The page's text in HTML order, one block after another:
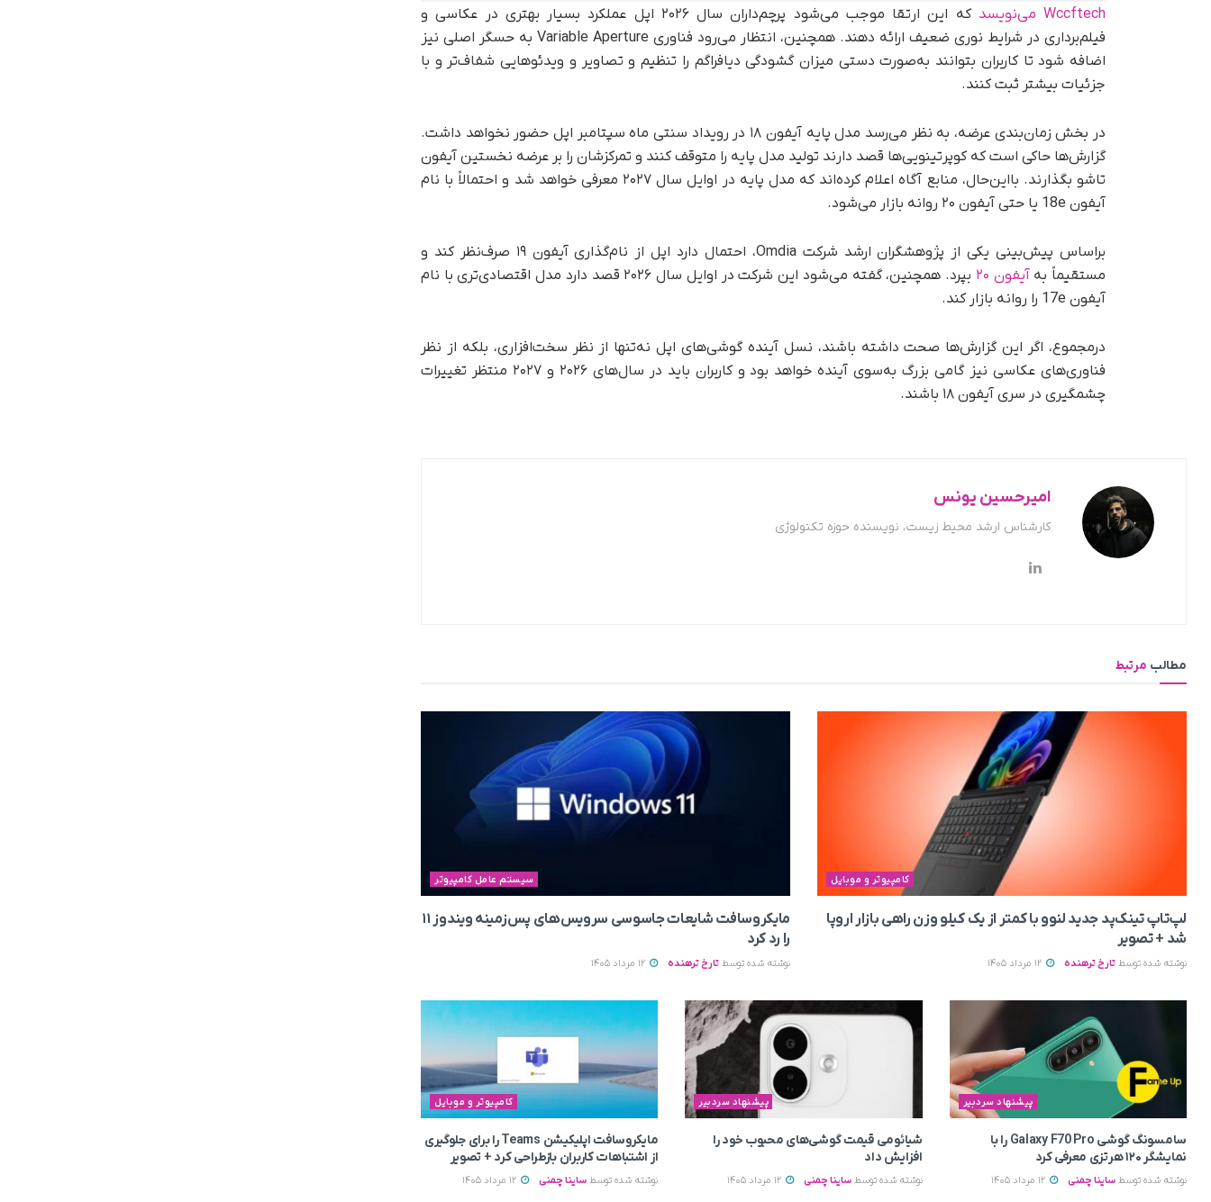
Wccftech می‌نویسد
که این ارتقا موجب می‌شود پرچم‌داران سال ۲۰۲۶ اپل عملکرد بسیار بهتری در عکاسی و
فیلم‌برداری در شرایط نوری ضعیف ارائه دهند. همچنین، انتظار می‌رود فناوری Variable Aperture به حسگر اصلی نیز
اضافه شود تا کاربران بتوانند به‌صورت دستی میزان گشودگی دیافراگم را تنظیم و تصاویر و ویدئوهایی شفاف‌تر و با
جزئیات بیشتر ثبت کنند.
در بخش زمان‌بندی عرضه، به نظر می‌رسد مدل پایه آیفون ۱۸ در رویداد سنتی ماه سپتامبر اپل حضور نخواهد داشت.
گزارش‌ها حاکی است که کوپرتینویی‌ها قصد دارند تولید مدل پایه را متوقف کنند و تمرکزشان را بر عرضه نخستین آیفون
تاشو بگذارند. با‌این‌حال، منابع آگاه اعلام کرده‌اند که مدل پایه در اوایل سال ۲۰۲۷ معرفی خواهد شد و احتمالاً با نام
آیفون 18e یا حتی آیفون ۲۰ روانه بازار می‌شود.
براساس پیش‌بینی یکی از پژوهشگران ارشد شرکت Omdia، احتمال دارد اپل از نام‌گذاری آیفون ۱۹ صرف‌نظر کند و
مستقیماً بهآیفون ۲۰
بپرد. همچنین، گفته می‌شود این شرکت در اوایل سال ۲۰۲۶ قصد دارد مدل اقتصادی‌تری با نام
آیفون 17e را روانه بازار کند.
درمجموع، اگر این گزارش‌ها صحت داشته باشند، نسل آینده گوشی‌های اپل نه‌تنها از نظر سخت‌افزاری، بلکه از نظر
فناوری‌های عکاسی نیز گامی بزرگ به‌سوی آینده خواهد بود و کاربران باید در سال‌های ۲۰۲۶ و ۲۰۲۷ منتظر تغییرات
چشمگیری در سری آیفون ۱۸ باشند.
امیرحسین یونس
کارشناس ارشد محیط زیست، نویسنده حوزه تکنولوژی
مطالب مرتبط
کامپیوتر و موبایل
لپ‌تاپ تینک‌پد جدید لنوو با کمتر از یک کیلو وزن راهی بازار اروپا
شد + تصویر
نوشته شده توسط تارخ ترهنده
سیستم عامل کامپیوتر
مایکروسافت شایعات جاسوسی سرویس‌های پس‌زمینه ویندوز ۱۱
را رد کرد
نوشته شده توسط تارخ ترهنده
پیشنهاد سردبیر
سامسونگ گوشی Galaxy F70 Pro را با
نمایشگر ۱۲۰ هرتزی معرفی کرد
نوشته شده توسط ساینا چمنی
پیشنهاد سردبیر
شیائومی قیمت گوشی‌های محبوب خود را
افزایش داد
نوشته شده توسط ساینا چمنی 12 مرداد 1405
کامپیوتر و موبایل
مایکروسافت اپلیکیشن Teams را برای جلوگیری
از اشتباهات کاربران بازطراحی کرد + تصویر
نوشته شده توسط ساینا چمنی